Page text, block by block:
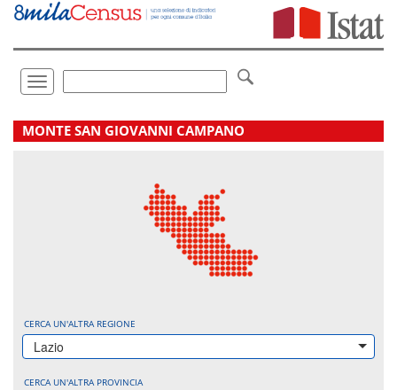
Vai
direttamente
Toggle
navigation
.
MONTE SAN GIOVANNI CAMPANO
CERCA UN'ALTRA REGIONE
Lazio
CERCA UN'ALTRA PROVINCIA